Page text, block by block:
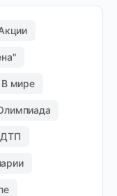
В мире
ДТП